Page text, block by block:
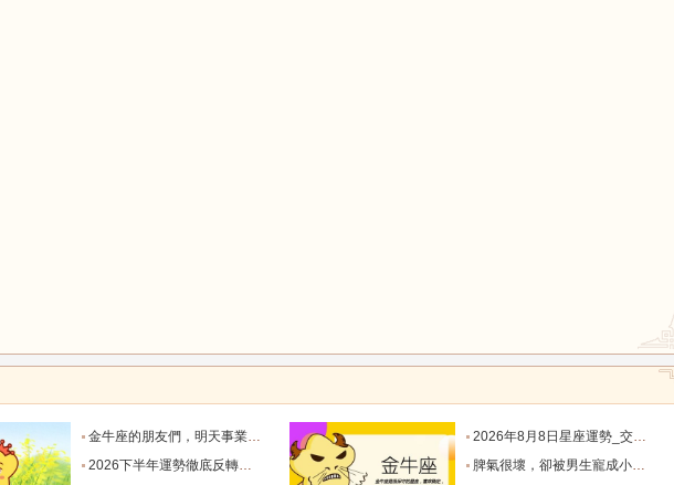
金牛座的朋友們，明天事業迎來新高峰，不要再默默付出而錯失機會！_工作_宇宙_能量
2026下半年運勢徹底反轉迎來好運的四大星座！舊篇章結束，新的機遇之門敞開_時期_獅子座_重擔
2026年8月8日星座運勢_交易_管理_合作
脾氣很壞，卻被男生寵成小公主的四大星座女，無憂無慮沒煩惱_女生_魅力_所在
鼠 牛 虎